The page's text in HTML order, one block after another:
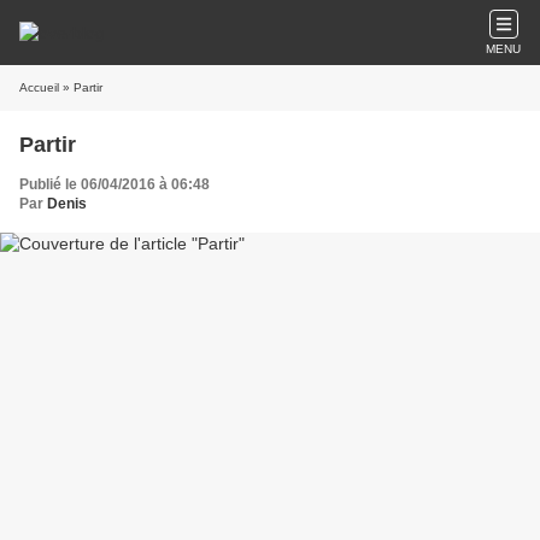
MENU
Accueil » Partir
Partir
Publié le 06/04/2016 à 06:48
Par Denis